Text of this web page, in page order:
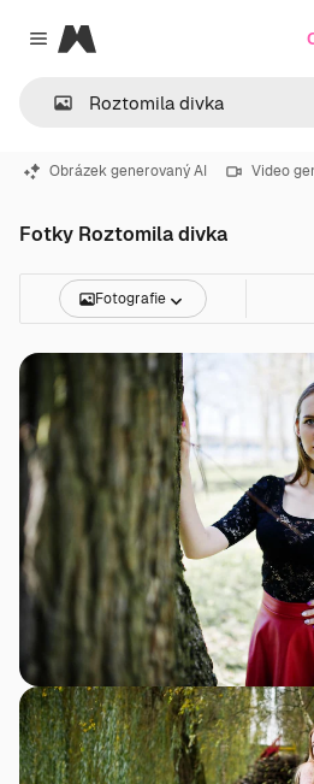
Close menu
Magnific
Obrázek generovaný AI Video
Fotky Roztomila divka
Fotografie